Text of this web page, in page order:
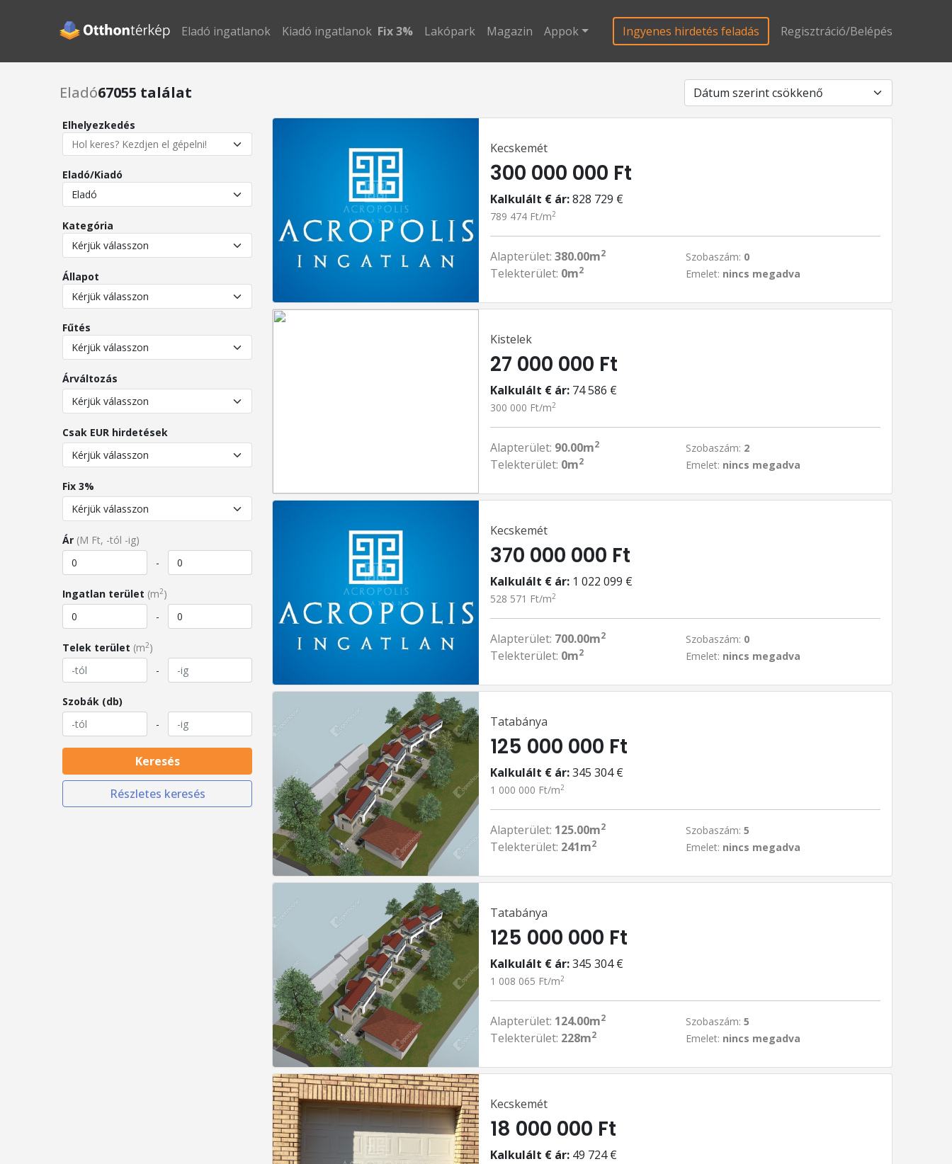
Eladó ingatlanok Kiadó ingatlanok Fix 3% Lakópark Magazin Appok Ingyenes hirdetés feladás Regisztráció/Belépés
Eladó67055 találat
Elhelyezkedés
Eladó/Kiadó
Kategória
Állapot
Fűtés
Árváltozás
Csak EUR hirdetések
Fix 3%
Ár (M Ft, -tól -ig)
-
Ingatlan terület (m2)
-
Telek terület (m2)
-
Szobák (db)
-
Keresés
Részletes keresés
Kecskemét
300 000 000 Ft
Kalkulált € ár:828 729 €
789 474 Ft/m2
Alapterület:380.00m2
Telekterület: 0m2
Szobaszám: 0
Emelet: nincs megadva
Kistelek
27 000 000 Ft
Kalkulált € ár: 74 586 €
300 000 Ft/m2
Alapterület: 90.00m2
Telekterület: 0m2
Szobaszám: 2
Emelet: nincs megadva
Kecskemét
370 000 000 Ft
Kalkulált € ár: 1 022 099 €
528 571 Ft/m2
Alapterület: 700.00m2
Telekterület: 0m2
Szobaszám: 0
Emelet: nincs megadva
Tatabánya
125 000 000 Ft
Kalkulált € ár:345 304 €
1 000 000 Ft/m2
Alapterület: 125.00m2
Telekterület: 241m2
Szobaszám: 5
Emelet: nincs megadva
Tatabánya
125 000 000 Ft
Kalkulált € ár:345 304 €
1 008 065 Ft/m2
Alapterület: 124.00m2
Telekterület: 228m2
Szobaszám: 5
Emelet: nincs megadva
Kecskemét
18 000 000 Ft
Kalkulált € ár: 49 724 €